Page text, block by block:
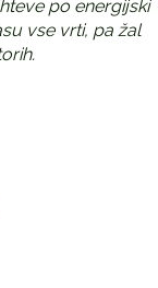
po energijski
vse vrti, pa žal